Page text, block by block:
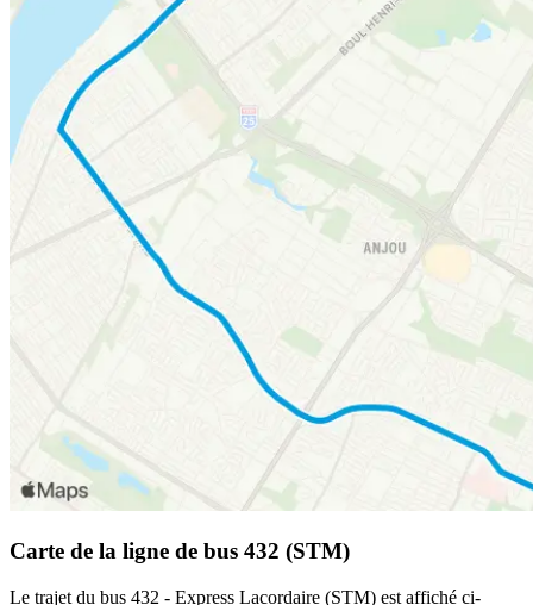
Carte de la ligne de bus 432 (STM)
Le trajet du bus 432 - Express Lacordaire (STM) est affiché ci-